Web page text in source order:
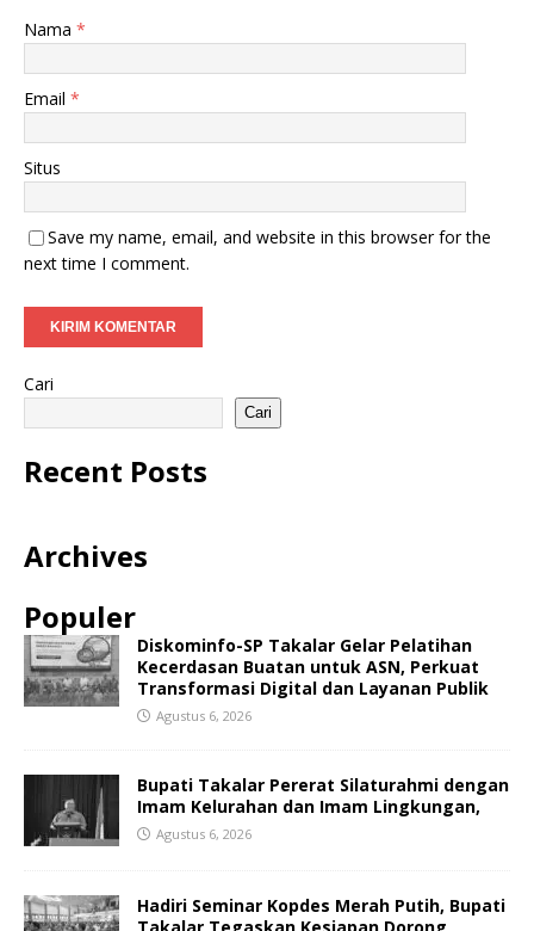
Nama *
Email *
Situs
Save my name, email, and website in this browser for the
next time I comment.
Cari
Cari
Recent Posts
Archives
Populer
Diskominfo-SP Takalar Gelar Pelatihan
Kecerdasan Buatan untuk ASN, Perkuat
Transformasi Digital dan Layanan Publik
Agustus 6, 2026
Bupati Takalar Pererat Silaturahmi dengan
Imam Kelurahan dan Imam Lingkungan,
Agustus 6, 2026
Hadiri Seminar Kopdes Merah Putih, Bupati
Takalar Tegaskan Kesiapan Dorong